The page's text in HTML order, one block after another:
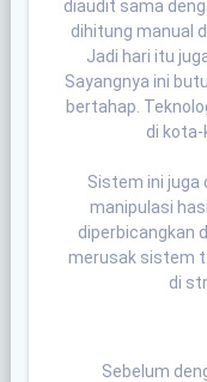
diaudit sama
dihitung manual
Jadi hari itu
Sayangnya ini
bertahap.
di kota-
Sistem ini juga
manipulasi
diperbicangkan
merusak sistem
di
Sebelum